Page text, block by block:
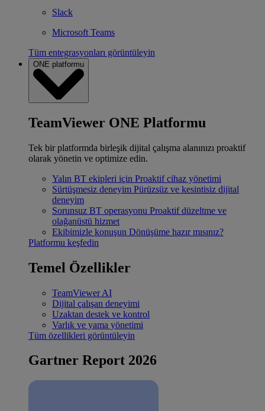
Slack
Microsoft Teams
Tüm entegrasyonları görüntüleyin
ONE platformu
TeamViewer ONE Platformu
Tek bir platformda birleşik dijital çalışma alanınızı proaktif
olarak yönetin ve optimize edin.
Yalın BT ekipleri için Proaktif cihaz yönetimi
Sürtüşmesiz deneyim Pürüzsüz ve kesintisiz dijital
deneyim
Sorunsuz BT operasyonu Proaktif düzeltme ve
olağanüstü hizmet
Ekibimizle konuşun Dönüşüme hazır mısınız?
Platformu keşfedin
Temel Özellikler
TeamViewer AI
Dijital çalışan deneyimi
Uzaktan destek ve kontrol
Varlık ve yama yönetimi
Tüm özellikleri görüntüleyin
Gartner Report 2026